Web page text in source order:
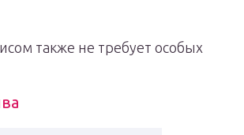
также не требует особых